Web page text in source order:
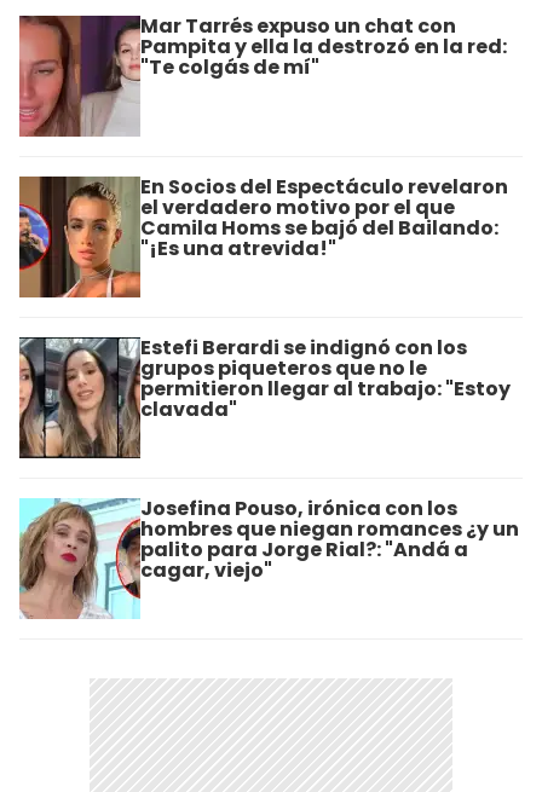
Mar Tarrés expuso un chat con
Pampita y ella la destrozó en la red:
"Te colgás de mí"
En Socios del Espectáculo revelaron
el verdadero motivo por el que
Camila Homs se bajó del Bailando:
"¡Es una atrevida!"
Estefi Berardi se indignó con los
grupos piqueteros que no le
permitieron llegar al trabajo: "Estoy
clavada"
Josefina Pouso, irónica con los
hombres que niegan romances ¿y un
palito para Jorge Rial?: "Andá a
cagar, viejo"